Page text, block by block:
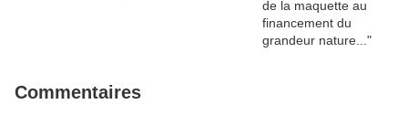
Commentaires